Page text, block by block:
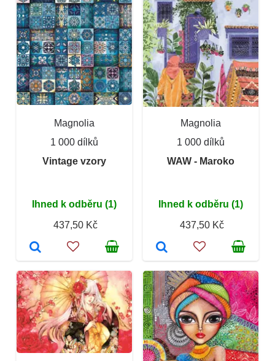
Magnolia
1 000 dílků
Vintage vzory
Ihned k odběru (1)
437,50 Kč
Magnolia
1 000 dílků
WAW - Maroko
Ihned k odběru (1)
437,50 Kč